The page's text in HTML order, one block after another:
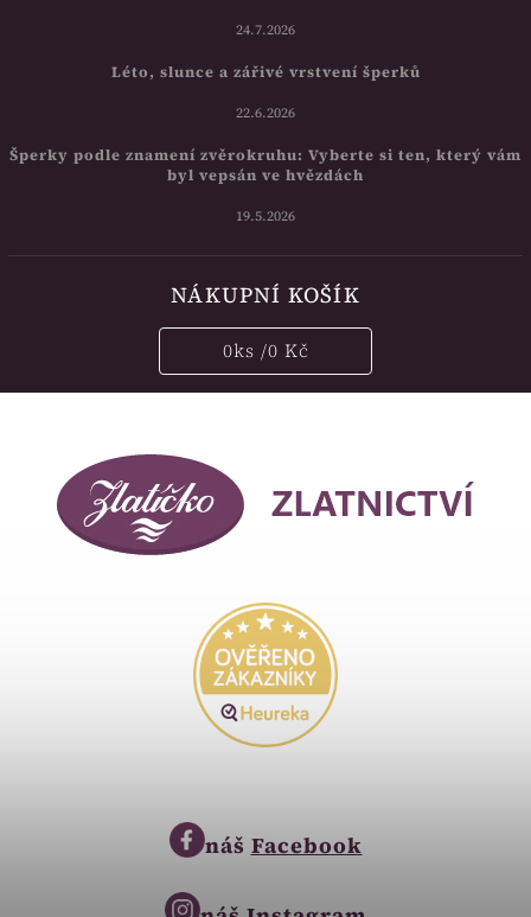
24.7.2026
Léto, slunce a zářivé vrstvení šperků
22.6.2026
Šperky podle znamení zvěrokruhu: Vyberte si ten, který vám
byl vepsán ve hvězdách
19.5.2026
NÁKUPNÍ KOŠÍK
0ks /0 Kč
náš Facebook